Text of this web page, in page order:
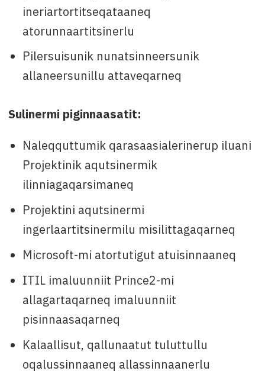
ineriartortitseqataaneq
atorunnaartitsinerlu
Pilersuisunik nunatsinneersunik
allaneersunillu attaveqarneq
Sulinermi piginnaasatit:
Naleqquttumik qarasaasialerinerup iluani
Projektinik aqutsinermik
ilinniagaqarsimaneq
Projektini aqutsinermi
ingerlaartitsinermilu misilittagaqarneq
Microsoft-mi atortutigut atuisinnaaneq
ITIL imaluunniit Prince2-mi
allagartaqarneq imaluunniit
pisinnaasaqarneq
Kalaallisut, qallunaatut tuluttullu
oqalussinnaaneq allassinnaanerlu